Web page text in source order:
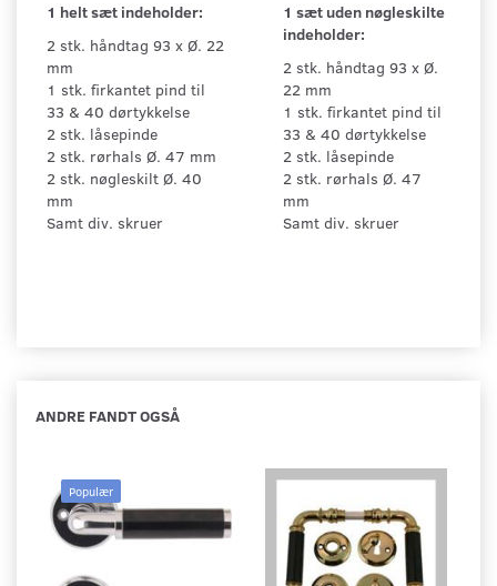
1 helt sæt indeholder:
2 stk. håndtag 93 x Ø. 22
mm
1 stk. firkantet pind til
33 & 40 dørtykkelse
2 stk. låsepinde
2 stk. rørhals Ø. 47 mm
2 stk. nøgleskilt Ø. 40
mm
Samt div. skruer
1 sæt uden nøgleskilte
indeholder:
2 stk. håndtag 93 x Ø.
22 mm
1 stk. firkantet pind til
33 & 40 dørtykkelse
2 stk. låsepinde
2 stk. rørhals Ø. 47
mm
Samt div. skruer
ANDRE FANDT OGSÅ
Populær